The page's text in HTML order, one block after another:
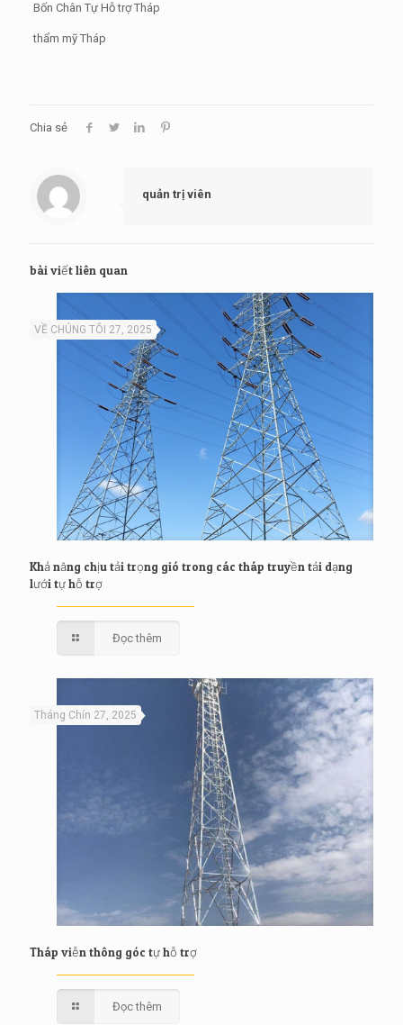
Bốn Chân Tự Hỗ trợ Tháp
thẩm mỹ Tháp
Chia sẻ
quản trị viên
bài viết liên quan
VỀ CHÚNG TÔI 27, 2025
Khả năng chịu tải trọng gió trong các tháp truyền tải dạng
lưới tự hỗ trợ
Đọc thêm
Tháng Chín 27, 2025
Tháp viễn thông góc tự hỗ trợ
Đọc thêm